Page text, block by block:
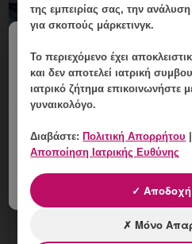
Ιστολογική
Επέμβαση στη
9 Αυγούστου, 2026
Ιστολογική Εξέταση Μετά
Πώς Ερμηνεύεται;
αξιολόγηση της μήτρας και
της εμπειρίας σας, την
για σκοπούς μάρκετινγκ.
Το περιεχόμενο έχει
και δεν αποτελεί ιατρική
ιατρικό ζήτημα επικοινωνήστε
γυναικολόγο.
Διαβάστε: Πολιτική Απορρήτου
Αποποίηση Ιατρικής Ευθύνης
✓
✗ Μόνο